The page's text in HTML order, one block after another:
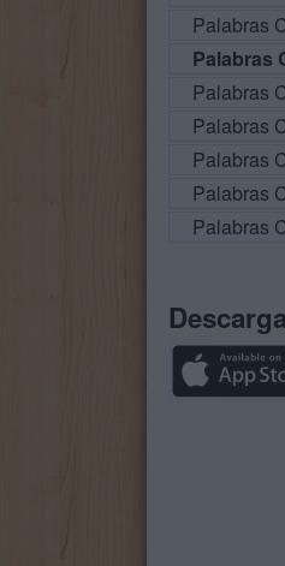
Palabras
Palabras
Palabras
Palabras
Palabras
Palabras
Palabras